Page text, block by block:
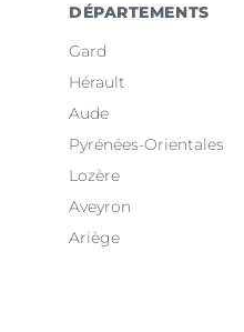
DÉPARTEMENTS
Gard
Hérault
Aude
Pyrénées-Orientales
Lozère
Aveyron
Ariège